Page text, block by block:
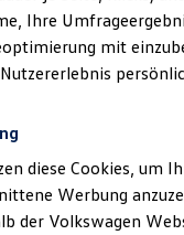
Class bei
Gewinn
)
Ihre
mit
diese Cookies, um
Werbung
der Volkswagen